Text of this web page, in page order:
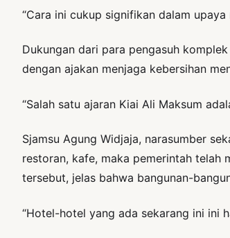
“Cara ini cukup signifikan dalam
Dukungan dari para pengasuh
dengan ajakan menjaga kebersihan
“Salah satu ajaran Kiai Ali Maksum
Sjamsu Agung Widjaja, narasumber
restoran, kafe, maka pemerintah telah
tersebut, jelas bahwa bangunan-
“Hotel-hotel yang ada sekarang ini ini